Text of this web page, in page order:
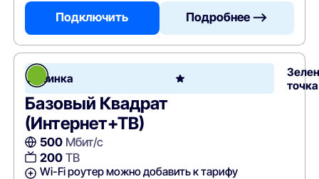
Подключить Подробнее —>
Новинка
точка
Базовый Квадрат
(Интернет+ТВ)
500Мбит/с
200ТВ
Wi-Fi роутер можно добавить к тарифу